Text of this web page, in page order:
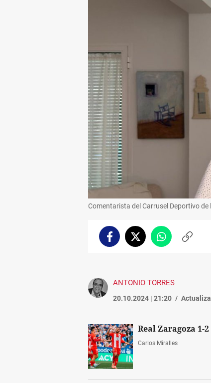
Comentarista del Carrusel Deportivo de
FacebookTwitterWhatsappCopiar
ANTONIO TORRES
20.10.2024 | 21:20
Real Zaragoza 1-
Carlos Miralles